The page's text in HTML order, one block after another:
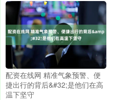
配资在线网 精准气象预警、便
捷出行的背后&#32;是他们在高
温下坚守